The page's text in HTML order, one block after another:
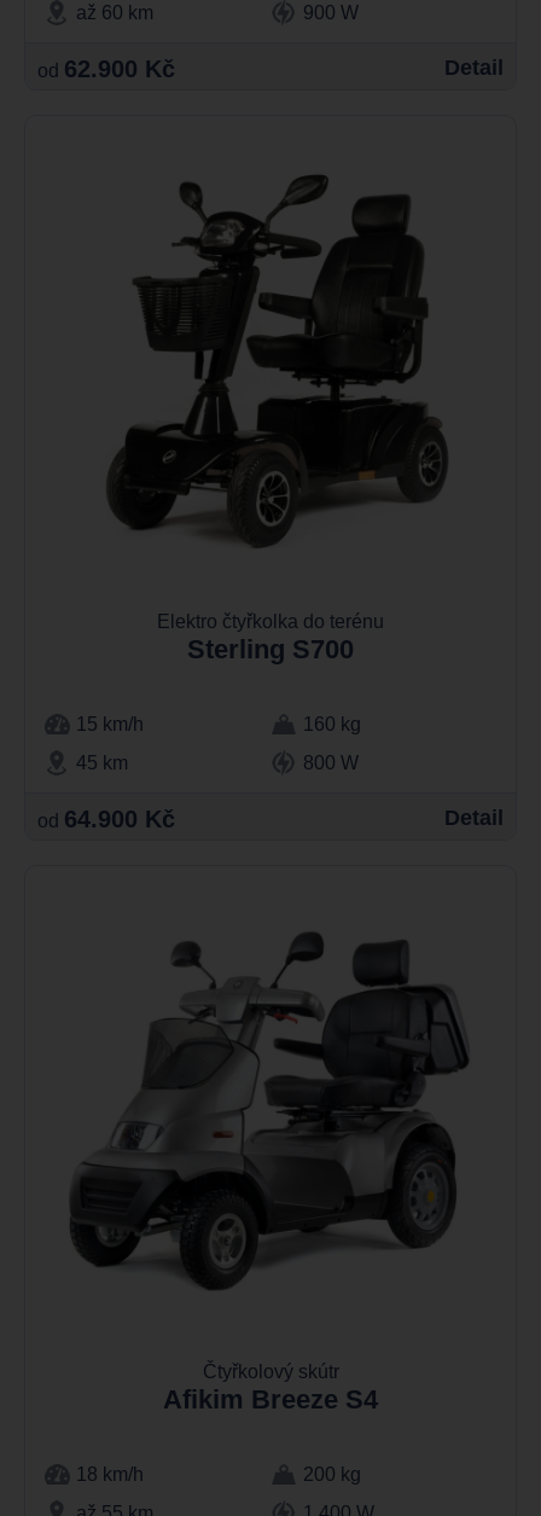
až 60 km
900 W
od 62.900 Kč Detail
Elektro čtyřkolka do terénu
Sterling S700
15 km/h
160 kg
45 km
800 W
od 64.900 Kč Detail
Čtyřkolový skútr
Afikim Breeze S4
18 km/h
200 kg